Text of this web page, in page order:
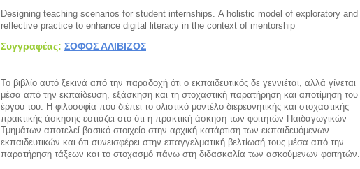
Designing teaching scenarios for student internships. A holistic model of exploratory and
reflective practice to enhance digital literacy in the context of mentorship
Συγγραφέας: ΣΟΦΟΣ ΑΛΙΒΙΖΟΣ
Το βιβλίο αυτό ξεκινά από την παραδοχή ότι ο εκπαιδευτικός δε γεννιέται, αλλά γίνεται
μέσα από την εκπαίδευση, εξάσκηση και τη στοχαστική παρατήρηση και αποτίμηση του
έργου του. Η φιλοσοφία που διέπει το ολιστικό μοντέλο διερευνητικής και στοχαστικής
πρακτικής άσκησης εστιάζει στο ότι η πρακτική άσκηση των φοιτητών Παιδαγωγικών
Τμημάτων αποτελεί βασικό στοιχείο στην αρχική κατάρτιση των εκπαιδευόμενων
εκπαιδευτικών και ότι συνεισφέρει στην επαγγελματική βελτίωσή τους μέσα από την
παρατήρηση τάξεων και το στοχασμό πάνω στη διδασκαλία των ασκούμενων φοιτητών.